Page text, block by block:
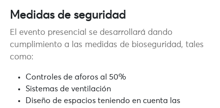
Medidas de seguridad
El evento presencial se desarrollará dando
cumplimiento a las medidas de bioseguridad, tales
como:
Controles de aforos al 50%
Sistemas de ventilación
Diseño de espacios teniendo en cuenta las